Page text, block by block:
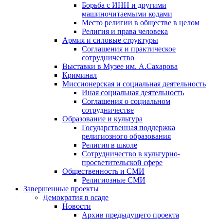
Борьба с ИНН и другими
машиночитаемыми кодами
Место религии в обществе в целом
Религия и права человека
Армия и силовые структуры
Соглашения и практическое
сотрудничество
Выставки в Музее им. А.Сахарова
Криминал
Миссионерская и социальная деятельность
Иная социальная деятельность
Соглашения о социальном
сотрудничестве
Образование и культура
Государственная поддержка
религиозного образования
Религия в школе
Сотрудничество в культурно-
просветительской сфере
Общественность и СМИ
Религиозные СМИ
Завершенные проекты
Демократия в осаде
Новости
Архив предыдущего проекта